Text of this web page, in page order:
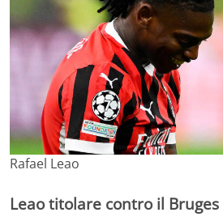
Rafael Leao
Leao titolare contro il Bruges